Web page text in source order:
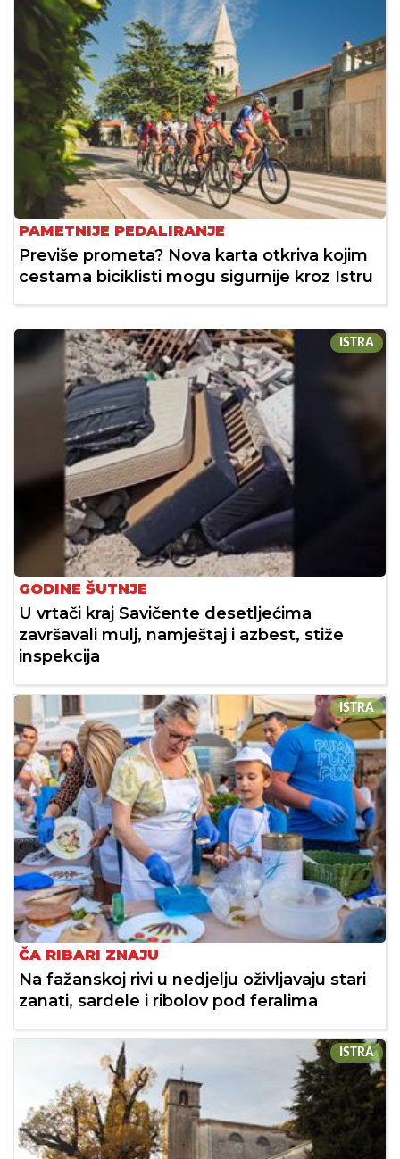
PAMETNIJE PEDALIRANJE
Previše prometa? Nova karta otkriva kojim
cestama biciklisti mogu sigurnije kroz Istru
ISTRA
GODINE ŠUTNJE
U vrtači kraj Savičente desetljećima
završavali mulj, namještaj i azbest, stiže
inspekcija
ISTRA
ČA RIBARI ZNAJU
Na fažanskoj rivi u nedjelju oživljavaju stari
zanati, sardele i ribolov pod feralima
ISTRA